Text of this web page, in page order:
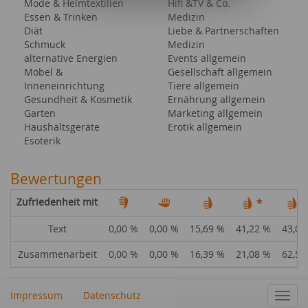
Mode & Heimtextilien
Essen & Trinken
Diät
Schmuck
alternative Energien
Möbel &
Inneneinrichtung
Gesundheit & Kosmetik
Garten
Haushaltsgeräte
Esoterik
Hifi &TV & Co.
Medizin
Liebe & Partnerschaften
Medizin
Events allgemein
Gesellschaft allgemein
Tiere allgemein
Ernährung allgemein
Marketing allgemein
Erotik allgemein
Bewertungen
Zufriedenheit mit
Text 0,00 % 0,00 % 15,69 % 41,22 %
43,09
Zusammenarbeit
0,00 % 0,00 % 16,39 % 21,08 %
Impressum Datenschutz